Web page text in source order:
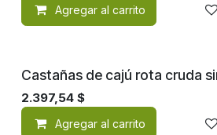
Agregar al carrito
Castañas de cajú rota cruda
2.397,54 $
Agregar al carrito